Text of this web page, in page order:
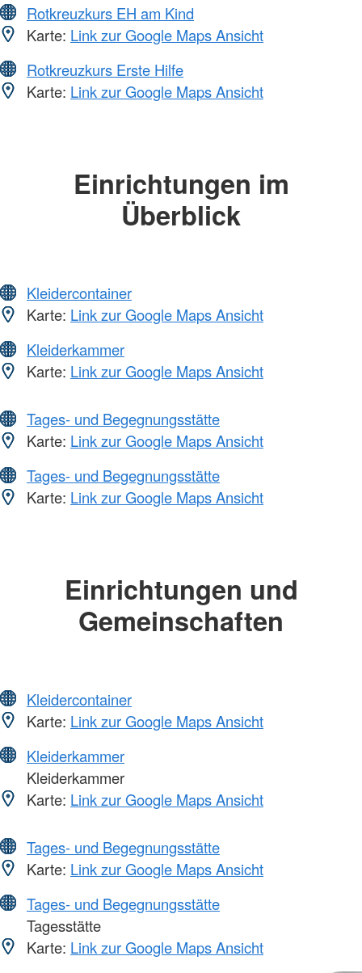
Rotkreuzkurs EH am Kind
Karte: Link zur Google Maps Ansicht
Rotkreuzkurs Erste Hilfe
Karte: Link zur Google Maps Ansicht
Einrichtungen im
Überblick
Kleidercontainer
Karte: Link zur Google Maps Ansicht
Kleiderkammer
Karte: Link zur Google Maps Ansicht
Tages- und Begegnungsstätte
Karte: Link zur Google Maps Ansicht
Tages- und Begegnungsstätte
Karte: Link zur Google Maps Ansicht
Einrichtungen und
Gemeinschaften
Kleidercontainer
Karte: Link zur Google Maps Ansicht
Kleiderkammer
Kleiderkammer
Karte: Link zur Google Maps Ansicht
Tages- und Begegnungsstätte
Karte: Link zur Google Maps Ansicht
Tages- und Begegnungsstätte
Tagesstätte
Karte: Link zur Google Maps Ansicht